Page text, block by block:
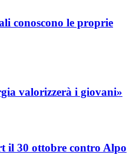
conoscono le proprie
valorizzerà i giovani»
il 30 ottobre contro Alpo